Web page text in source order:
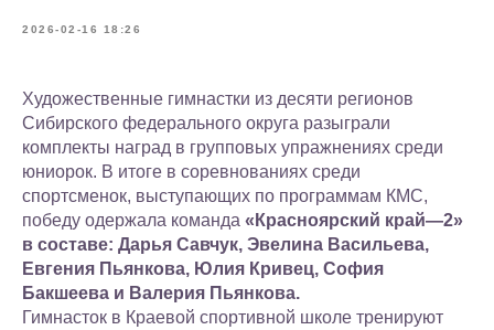
2026-02-16 18:26
Художественные гимнастки из десяти регионов
Сибирского федерального округа разыграли
комплекты наград в групповых упражнениях среди
юниорок. В итоге в соревнованиях среди
спортсменок, выступающих по программам КМС,
победу одержала команда «Красноярский край—2»
в составе: Дарья Савчук, Эвелина Васильева,
Евгения Пьянкова, Юлия Кривец, София
Бакшеева и Валерия Пьянкова.
Гимнасток в Краевой спортивной школе тренируют